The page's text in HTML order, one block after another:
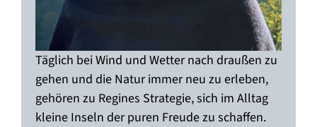
Täglich bei Wind und Wetter nach draußen zu
gehen und die Natur immer neu zu erleben,
gehören zu Regines Strategie, sich im Alltag
kleine Inseln der puren Freude zu schaffen.